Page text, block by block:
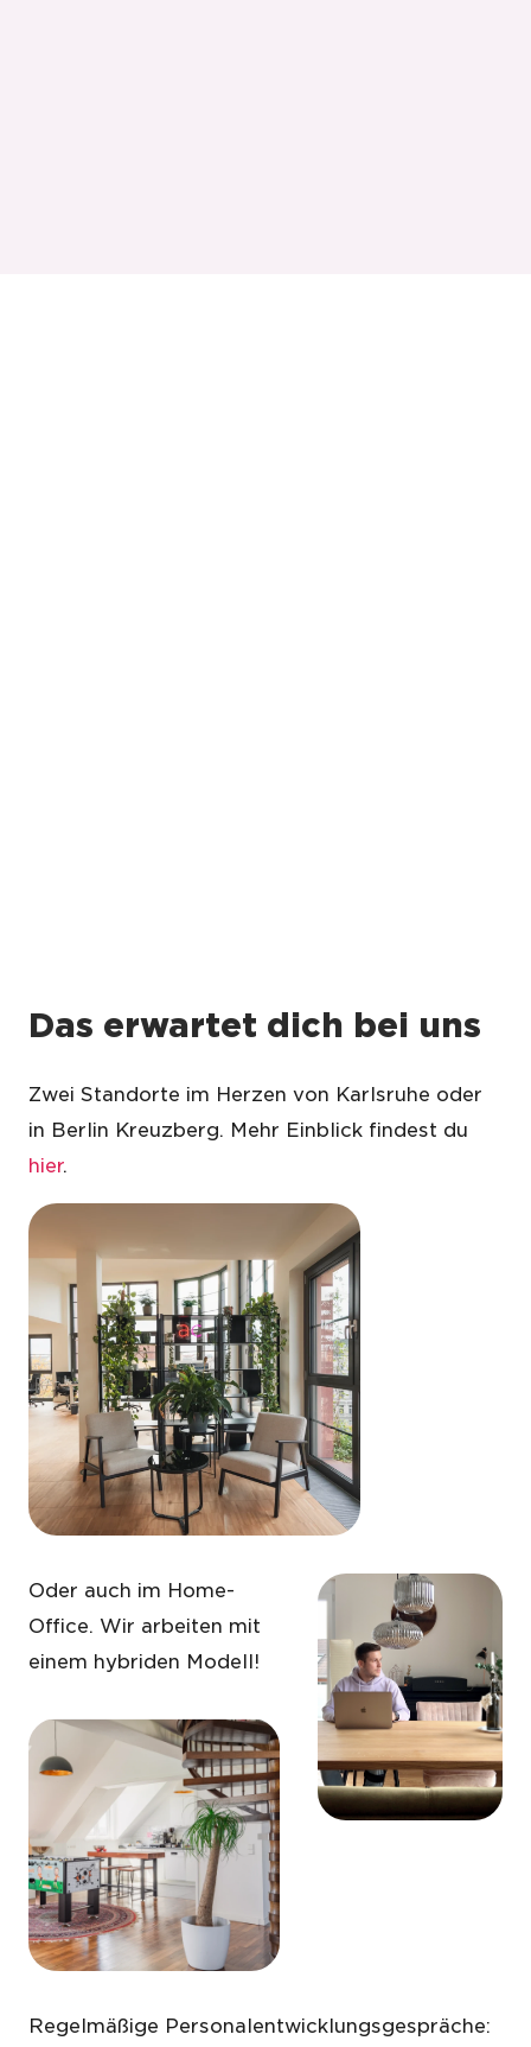
Das erwartet dich bei uns
Zwei Standorte im Herzen von Karlsruhe oder
in Berlin Kreuzberg. Mehr Einblick findest du
hier.
Oder auch im Home-
Office. Wir arbeiten mit
einem hybriden Modell!
Regelmäßige Personalentwicklungsgespräche: